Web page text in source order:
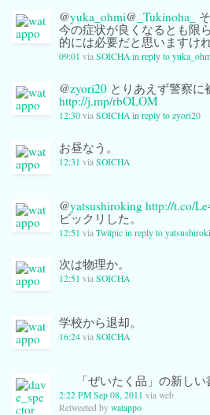
@yuka_ohmi@ _Tukinoha_
今の症状が良くなるとも限
的には必要だと思いますけ
09:01 via SOICHA in reply to
@zyori20 とりあえず警察に
http://j.mp/rbOLOM
12:30 via SOICHA in reply to zyori20
お昼なう。
12:31 via SOICHA
@yatsushiroking http://t.co/
ビックリした。
12:51 via Twitpic in reply to
次は物理か。
12:51 via SOICHA
学校から退却。
16:24 via SOICHA
「ぜいたく品」の新し
2:22 PM Sep 08, 2011 via web
Retweeted by watappo